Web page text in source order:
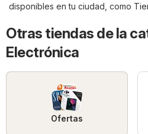
disponibles en tu ciudad, como
Otras tiendas de la
Electrónica
Ofertas